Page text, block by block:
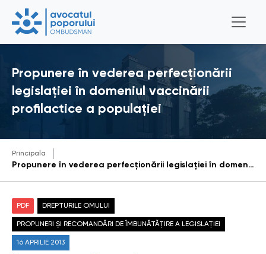
Propunere în vederea perfecționării
legislației în domeniul vaccinării
profilactice a populaţiei
Principala
Propunere în vederea perfecționării legislației în domeniul vaccinării profilactice a populaţiei
PDF DREPTURILE OMULUI
PROPUNERI ȘI RECOMANDĂRI DE ÎMBUNĂTĂȚIRE A LEGISLAȚIEI
16 APRILIE 2013